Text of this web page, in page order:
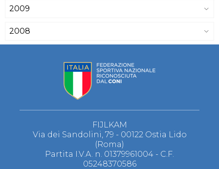
2009
2008
FIJLKAM
Via dei Sandolini, 79 - 00122 Ostia Lido
(Roma)
Partita I.V.A. n. 01379961004 - C.F.
05248370586